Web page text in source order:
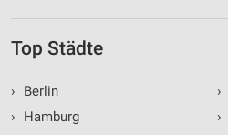
Top Städte
›
Berlin
›
Hamburg
›
›